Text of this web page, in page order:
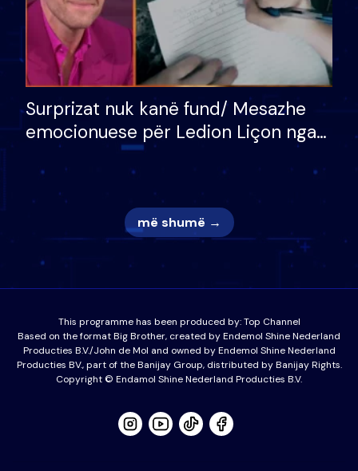
Surprizat nuk kanë fund/ Mesazhe
emocionuese për Ledion Liçon nga
nëna dhe fëmijët e tij, moderatori
nuk i mban dot lotët: Nuk meritoj…
më shumë →
This programme has been produced by:Top Channel
Based on the format Big Brother, created by Endemol Shine Nederland
Producties B.V./John de Mol and owned by Endemol Shine Nederland
Producties BV., part of the Banijay Group, distributed by Banijay Rights.
Copyright © Endamol Shine Nederland Producties B.V.